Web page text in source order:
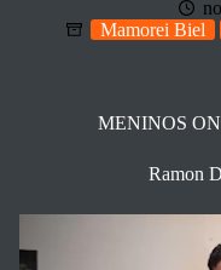
Mamorei Biel
MENINOS
Ramon